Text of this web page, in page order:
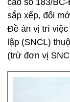
cáo số 183/
sắp xếp, đổi
Đề án vị trí
lập (SNCL)
(trừ đơn vị